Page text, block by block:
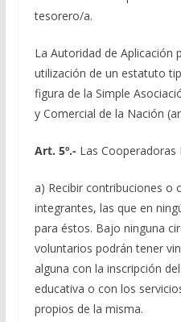
tesorero/a.
La Autoridad de Aplicación
utilización de un estatuto
figura de la Simple
y Comercial de la Nación
Art. 5º.- Las Cooperadoras
a) Recibir contribuciones o
integrantes, las que en
para éstos. Bajo ninguna
voluntarios podrán tener
alguna con la inscripción
educativa o con los
propios de la misma.